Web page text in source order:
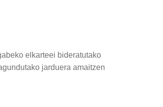
elkarteei bideratutako
jarduera amaitzen